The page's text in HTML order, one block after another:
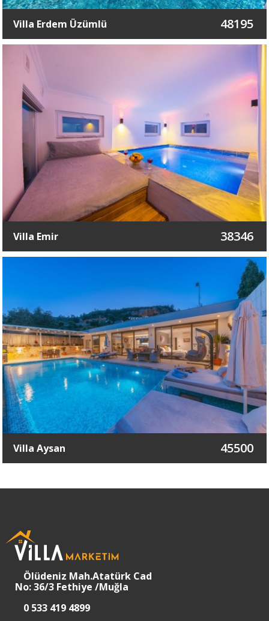
Villa Erdem Üzümlü 48195
Villa Emir 38346
Villa Aysan 45500
Ölüdeniz Mah.Atatürk Cad
No: 36/3 Fethiye /Muğla
0 533 419 4899